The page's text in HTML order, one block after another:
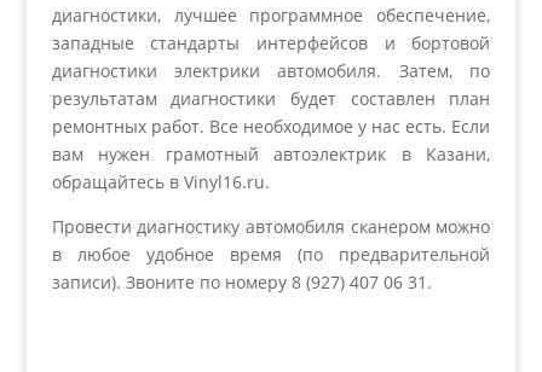
диагностики, лучшее программное обеспечение,
западные стандарты интерфейсов и бортовой
диагностики электрики автомобиля. Затем, по
результатам диагностики будет составлен план
ремонтных работ. Все необходимое у нас есть. Если
вам нужен грамотный автоэлектрик в Казани,
обращайтесь в Vinyl16.ru.
Провести диагностику автомобиля сканером можно
в любое удобное время (по предварительной
записи). Звоните по номеру 8 (927) 407 06 31.